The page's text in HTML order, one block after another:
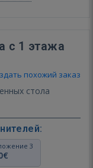
с 1 этажа
похожий заказ
стола
3